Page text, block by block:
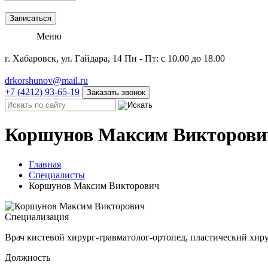
Записаться
Меню
г. Хабаровск, ул. Гайдара, 14 Пн - Пт: с 10.00 до 18.00
drkorshunov@mail.ru
+7 (4212) 93-65-19
Заказать звонок
Коршунов Максим
Главная
Специалисты
Коршунов Максим Викторович
Специализация
Врач кистевой хирург-травматолог-ортопед, пластический
Должность